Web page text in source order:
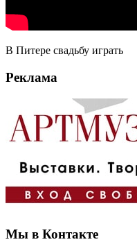
В Питере свадьбу играть
Реклама
Мы в Контакте